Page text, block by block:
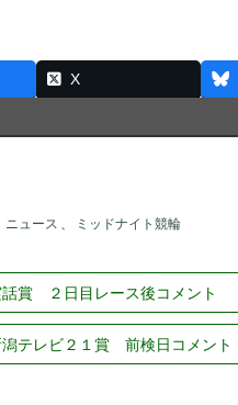
X
ニュース 、 ミッドナイト競輪
賞 ２日目レース後コメント
テレビ２１賞 前検日コメント